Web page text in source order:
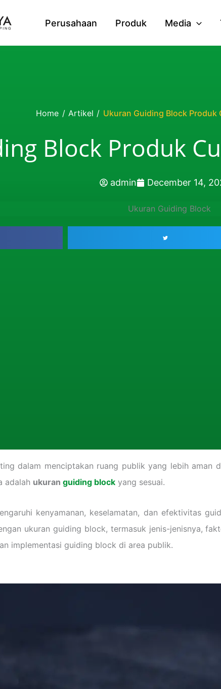
Perusahaan Produk Media
Home / Artikel / Ukuran Guiding Block Produk
Block Produk
admin December 14,
dalam menciptakan ruang publik yang lebih aman
adalah ukuran guiding block yang sesuai.
kenyamanan, keselamatan, dan efektivitas
ukuran guiding block, termasuk jenis-jenisnya,
implementasi guiding block di area publik.